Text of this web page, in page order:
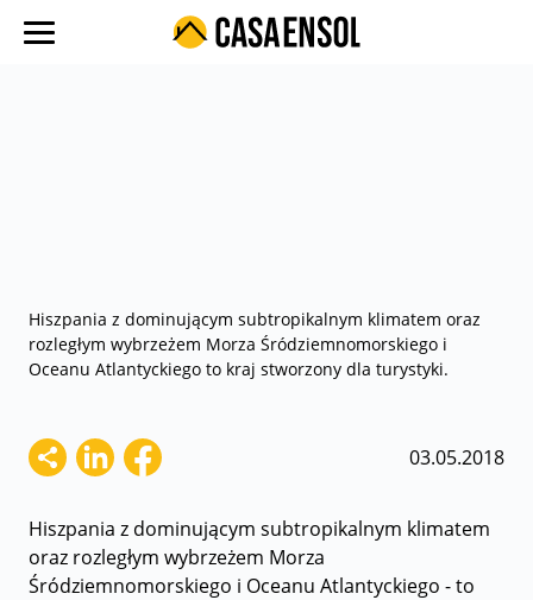
Blog
Kontakt
Hiszpania z dominującym subtropikalnym klimatem oraz
rozległym wybrzeżem Morza Śródziemnomorskiego i
Oceanu Atlantyckiego to kraj stworzony dla turystyki.
03.05.2018
Hiszpania z dominującym subtropikalnym klimatem
oraz rozległym wybrzeżem Morza
Śródziemnomorskiego i Oceanu Atlantyckiego - to